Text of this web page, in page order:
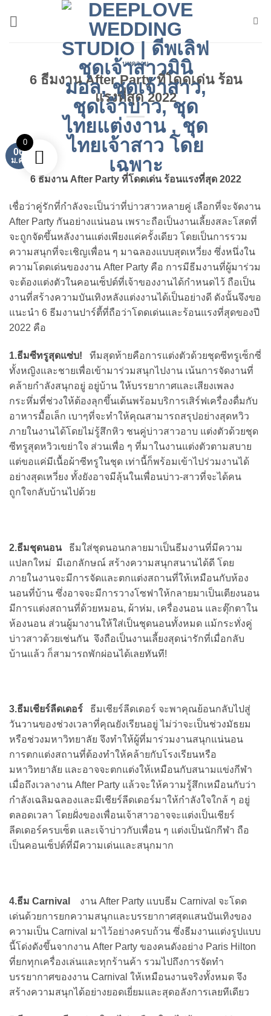
บทความ
6 ธีมงาน After Party ที่โดดเด่น ร้อน
แรงที่สุด 2022
06
ม.ค.
6 ธีมงาน After Party ที่โดดเด่น ร้อนแรงที่สุด 2022
เชื่อว่าคู่รักที่กำลังจะเป็นว่าที่บ่าวสาวหลายคู่ เลือกที่จะจัดงาน
After Party กันอย่างแน่นอน เพราะถือเป็นงานเลี้ยงสละโสดที่
จะถูกจัดขึ้นหลังงานแต่งเพียงแค่ครั้งเดียว โดยเป็นการรวม
ความสนุกที่จะเชิญเพื่อน ๆ มาฉลองแบบสุดเหวี่ยง ซึ่งหนึ่งใน
ความโดดเด่นของงาน After Party คือ การมีธีมงานที่ผู้มาร่วม
จะต้องแต่งตัวในคอนเซ็ปต์ที่เจ้าของงานได้กำหนดไว้ ถือเป็น
งานที่สร้างความบันเทิงหลังแต่งงานได้เป็นอย่างดี ดังนั้นจึงขอ
แนะนำ 6 ธีมงานปาร์ตี้ที่ถือว่าโดดเด่นและร้อนแรงที่สุดของปี
2022 คือ
1.ธีมซีทรูสุดแซ่บ! ทีมสุดท้ายคือการแต่งตัวด้วยชุดซีทรูเซ็กซี่
ทั้งหญิงและชายเพื่อเข้ามาร่วมสนุกไปงาน เน้นการจัดงานที่
คล้ายกำลังสนุกอยู่ อยู่บ้าน ให้บรรยากาศและเสียงเพลง
กระหึ่มที่ช่วงให้ต้องลุกขึ้นเต้นพร้อมบริการเสิร์ฟเครื่องดื่มกับ
อาหารมื้อเล็ก เบาๆที่จะทำให้คุณสามารถสรุปอย่างสุดหวิว
ภายในงานได้โดยไม่รู้สึกหิว ชนคู่บ่าวสาวอาบ แต่งตัวด้วยชุด
ซีทรูสุดหวิวเขย่าใจ ส่วนเพื่อ ๆ ที่มาในงานแต่งตัวตามสบาย
แต่ขอแค่มีเนื้อผ้าซีทรูในชุด เท่านี้ก็พร้อมเข้าไปร่วมงานได้
อย่างสุดเหวี่ยง ทั้งยังอาจมีลุ้นในเพื่อนบ่าว-สาวที่จะได้คน
ถูกใจกลับบ้านไปด้วย
2.ธีมชุดนอน ธีมใส่ชุดนอนกลายมาเป็นธีมงานที่มีความ
แปลกใหม่ มีเอกลักษณ์ สร้างความสนุกสนานได้ดี โดย
ภายในงานจะมีการจัดและตกแต่งสถานที่ให้เหมือนกับห้อง
นอนที่บ้าน ซึ่งอาจจะมีการวางโซฟาให้กลายมาเป็นเตียงนอน
มีการแต่งสถานที่ด้วยหมอน, ผ้าห่ม, เครื่องนอน และตุ๊กตาใน
ห้องนอน ส่วนผู้มางานให้ใส่เป็นชุดนอนทั้งหมด แม้กระทั่งคู่
บ่าวสาวด้วยเช่นกัน จึงถือเป็นงานเลี้ยงสุดน่ารักที่เมื่อกลับ
บ้านแล้ว ก็สามารถพักผ่อนได้เลยทันที!
3.ธีมเชียร์ลีดเดอร์ ธีมเชียร์ลีดเดอร์ จะพาคุณย้อนกลับไปสู่
วันวานของช่วงเวลาที่คุณยังเรียนอยู่ ไม่ว่าจะเป็นช่วงมัธยม
หรือช่วงมหาวิทยาลัย จึงทำให้ผู้ที่มาร่วมงานสนุกแน่นอน
การตกแต่งสถานที่ต้องทำให้คล้ายกับโรงเรียนหรือ
มหาวิทยาลัย และอาจจะตกแต่งให้เหมือนกับสนามแข่งกีฬา
เมื่อถึงเวลางาน After Party แล้วจะให้ความรู้สึกเหมือนกับว่า
กำลังเฉลิมฉลองและมีเชียร์ลีดเดอร์มาให้กำลังใจใกล้ ๆ อยู่
ตลอดเวลา โดยฝั่งของเพื่อนเจ้าสาวอาจจะแต่งเป็นเชียร์
ลีดเดอร์ครบเซ็ต และเจ้าบ่าวกับเพื่อน ๆ แต่งเป็นนักกีฬา ถือ
เป็นคอนเซ็ปต์ที่มีความเด่นและสนุกมาก
4.ธีม Carnival งาน After Party แบบธีม Carnival จะโดด
เด่นด้วยการยกความสนุกและบรรยากาศสุดแสนบันเทิงของ
ความเป็น Carnival มาไว้อย่างครบถ้วน ซึ่งธีมงานแต่งรูปแบบ
นี้โด่งดังขึ้นจากงาน After Party ของคนดังอย่าง Paris Hilton
ที่ยกทุกเครื่องเล่นและทุกร้านค้า รวมไปถึงการจัดทำ
บรรยากาศของงาน Carnival ให้เหมือนงานจริงทั้งหมด จึง
สร้างความสนุกได้อย่างยอดเยี่ยมและสุดอลังการเลยทีเดียว
0